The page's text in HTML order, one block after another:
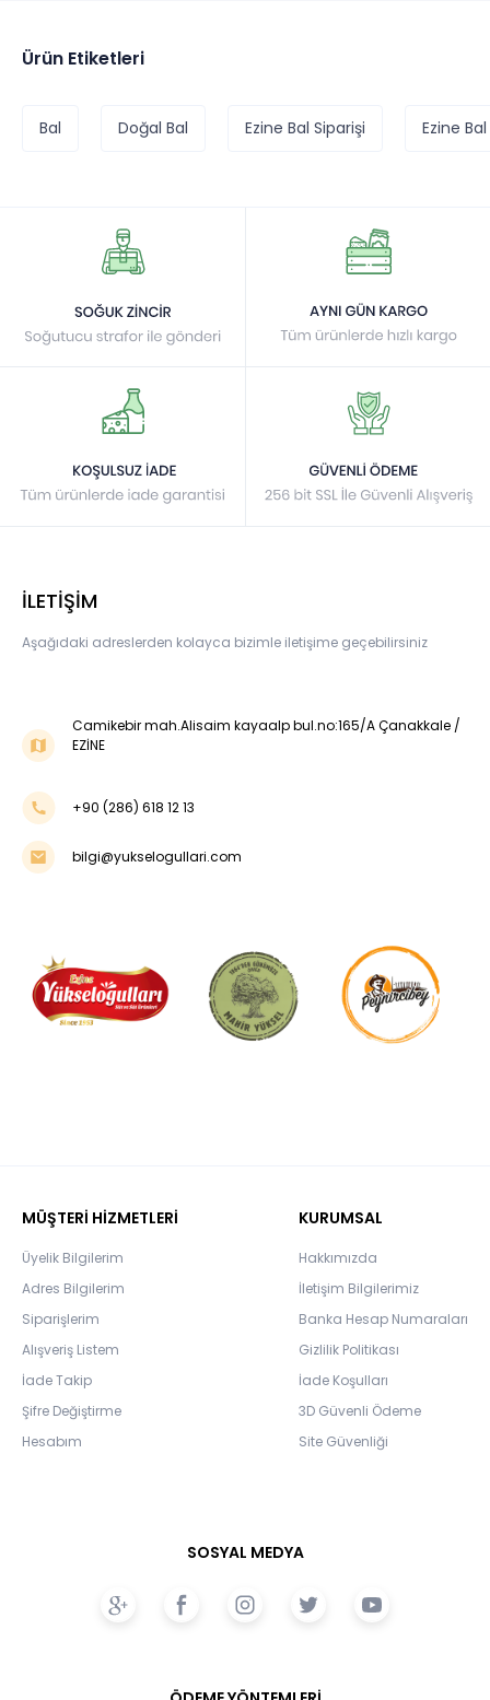
Ürün Etiketleri
Bal Doğal Bal Ezine Bal Siparişi Ezine
İLETİŞİM
Aşağıdaki adreslerden kolayca bizimle iletişime geçebilirsiniz
Camikebir mah.Alisaim kayaalp bul.no:165/A Çanakkale /
EZİNE
+90 (286) 618 12 13
bilgi@yukselogullari.com
MÜŞTERİ HİZMETLERİ
Üyelik Bilgilerim
Adres Bilgilerim
Siparişlerim
Alışveriş Listem
İade Takip
Şifre Değiştirme
Hesabım
KURUMSAL
Hakkımızda
İletişim Bilgilerimiz
Banka Hesap Numaraları
Gizlilik Politikası
İade Koşulları
3D Güvenli Ödeme
Site Güvenliği
SOSYAL MEDYA